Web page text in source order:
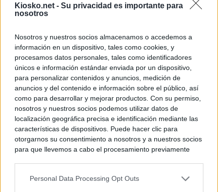
Kiosko.net - Su privacidad es importante para
nosotros
Nosotros y nuestros socios almacenamos o accedemos a
información en un dispositivo, tales como cookies, y
procesamos datos personales, tales como identificadores
únicos e información estándar enviada por un dispositivo,
para personalizar contenidos y anuncios, medición de
anuncios y del contenido e información sobre el público, así
como para desarrollar y mejorar productos. Con su permiso,
nosotros y nuestros socios podemos utilizar datos de
localización geográfica precisa e identificación mediante las
características de dispositivos. Puede hacer clic para
otorgarnos su consentimiento a nosotros y a nuestros socios
para que llevemos a cabo el procesamiento previamente
negar su consentimiento. Tenga en cuenta que algún
Personal Data Processing Opt Outs